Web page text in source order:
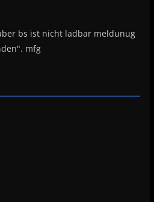
bs ist nicht ladbar meldunug
mfg